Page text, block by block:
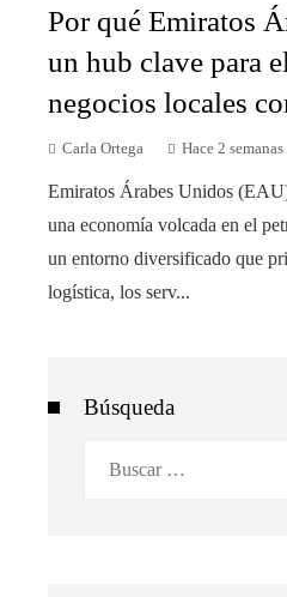
Por qué Emiratos
un hub clave para
negocios locales
Carla Ortega Hace 2 semanas
Emiratos Árabes Unidos
una economía volcada en el
un entorno diversificado que
logística, los serv...
Búsqueda